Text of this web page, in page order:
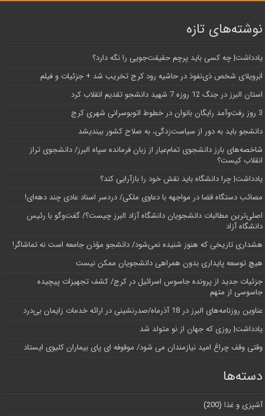
نوشته‌های تازه
یادداشت| ‌چه کسی باید پرچم حقیقت‌جویی را نگه دارد؟
اَبَر‌ویلای شخص ذی‌نفوذ در حاشیه‌ رود کرج تخریب شد + جزئیات و فیلم
استان البرز در جنگ 12 روزه 7 شهید دانشجو تقدیم انقلاب کرد
3 روز رفت‌وآمد رایگان بانوان در خطوط اتوبوسرانی شهری کرج
دانشجو باید به دور از سیاست‌زدگی، به صلاح کشور بیندیشد
شاخصه‌های بارز دانشجوی تمام‌عیار از زبان فرمانده سپاه البرز/ دانشجوی تراز
انقلاب کیست؟
یادداشت| چرا دانشگاه باید نقش خود را بازآرایی کند؟
مصائب دستگاه قضا در مواجهه با دعاوی ملکی/ دردسر اسناد عادی چند‌ دهه‌ای!
اصلی‌ترین مطالبات دانشجویان دانشگاه آزاد البرز چیست؟/ گفت‌وگو با رئیس
دانشگاه آز‌اد
هشداری تاریخی که هنوز شنیده نمی‌شود/ دانشجو مؤذن جامعه است نه تماشاگر!
هیچ توسعه پایداری بدون همراهی دانشجویان ممکن نیست
جزئیات جدید از پرونده جاسوس اسرائیل در کرج/‌ کشف تجهیزات پیچیده
جاسوسی از متهم
عناوین روزنامه‌های البرز در ‌18 آذرماه/صدرنشینی در ارائه خدمات زایمان بی‌درد
یادداشت| روزی که جهان از نو متولد شد
وقتی وقف چراغ امید نیازمندان می شود/ موقوفه ای پای بیماران کلیوی ایستاد
دسته‌ها
آشپزی و غذا (200)